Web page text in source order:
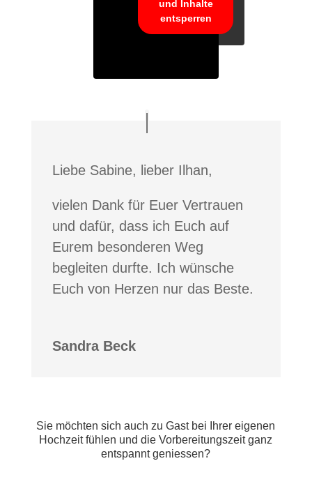
und Inhalte
entsperren
Liebe Sabine, lieber Ilhan,
vielen Dank für Euer Vertrauen
und dafür, dass ich Euch auf
Eurem besonderen Weg
begleiten durfte. Ich wünsche
Euch von Herzen nur das Beste.
Sandra Beck
Sie möchten sich auch zu Gast bei Ihrer eigenen
Hochzeit fühlen und die Vorbereitungszeit ganz
entspannt geniessen?